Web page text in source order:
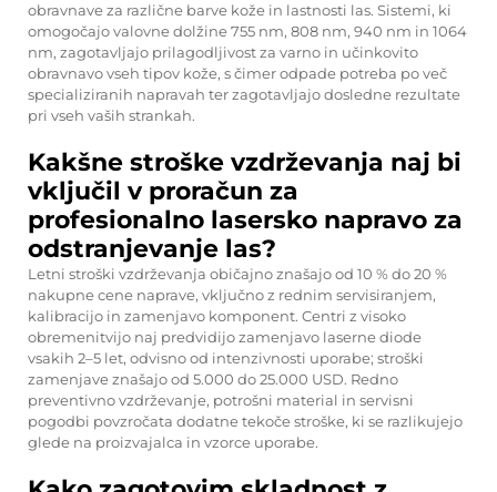
obravnave za različne barve kože in lastnosti las. Sistemi, ki
omogočajo valovne dolžine 755 nm, 808 nm, 940 nm in 1064
nm, zagotavljajo prilagodljivost za varno in učinkovito
obravnavo vseh tipov kože, s čimer odpade potreba po več
specializiranih napravah ter zagotavljajo dosledne rezultate
pri vseh vaših strankah.
Kakšne stroške vzdrževanja naj bi
vključil v proračun za
profesionalno lasersko napravo za
odstranjevanje las?
Letni stroški vzdrževanja običajno znašajo od 10 % do 20 %
nakupne cene naprave, vključno z rednim servisiranjem,
kalibracijo in zamenjavo komponent. Centri z visoko
obremenitvijo naj predvidijo zamenjavo laserne diode
vsakih 2–5 let, odvisno od intenzivnosti uporabe; stroški
zamenjave znašajo od 5.000 do 25.000 USD. Redno
preventivno vzdrževanje, potrošni material in servisni
pogodbi povzročata dodatne tekoče stroške, ki se razlikujejo
glede na proizvajalca in vzorce uporabe.